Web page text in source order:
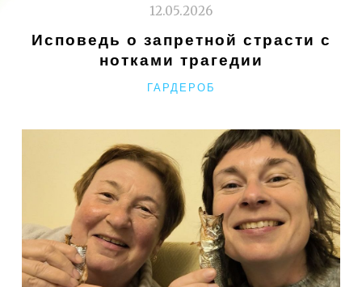
12.05.2026
Исповедь о запретной страсти с
нотками трагедии
РУБРИКИ
ГАРДЕРОБ